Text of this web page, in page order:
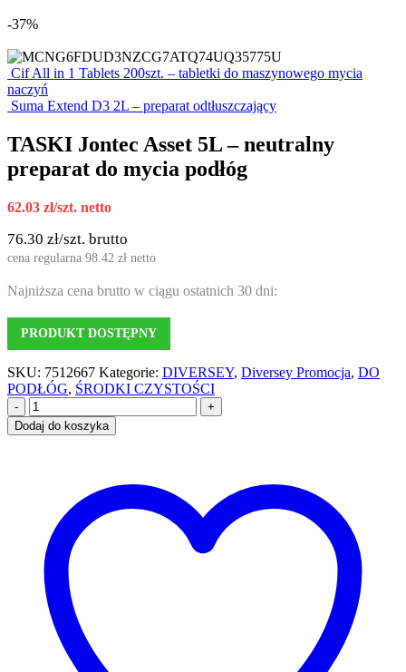
-37%
Cif All in 1 Tablets 200szt. – tabletki do maszynowego mycia
naczyń
Suma Extend D3 2L – preparat odtłuszczający
TASKI Jontec Asset 5L – neutralny
preparat do mycia podłóg
62.03 zł/szt. netto
76.30 zł/szt. brutto
cena regularna 98.42 zł netto
Najniższa cena brutto w ciągu ostatnich 30 dni:
PRODUKT DOSTĘPNY
SKU: 7512667 Kategorie: DIVERSEY, Diversey Promocja, DO
PODŁÓG, ŚRODKI CZYSTOŚCI
-
+
Dodaj do koszyka